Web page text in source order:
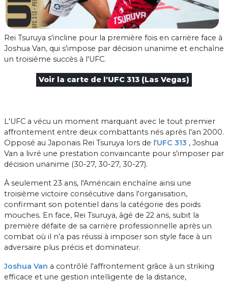
Rei Tsuruya s'incline pour la première fois en carrière face à
Joshua Van, qui s'impose par décision unanime et enchaîne
un troisième succès à l'UFC.
Voir la carte de l'UFC 313 (Las Vegas)
L'UFC a vécu un moment marquant avec le tout premier
affrontement entre deux combattants nés après l'an 2000.
Opposé au Japonais Rei Tsuruya lors de l'UFC 313 , Joshua
Van a livré une prestation convaincante pour s'imposer par
décision unanime (30-27, 30-27, 30-27).
À seulement 23 ans, l'Américain enchaîne ainsi une
troisième victoire consécutive dans l'organisation,
confirmant son potentiel dans la catégorie des poids
mouches. En face, Rei Tsuruya, âgé de 22 ans, subit la
première défaite de sa carrière professionnelle après un
combat où il n’a pas réussi à imposer son style face à un
adversaire plus précis et dominateur.
Joshua Van a contrôlé l'affrontement grâce à un striking
efficace et une gestion intelligente de la distance,